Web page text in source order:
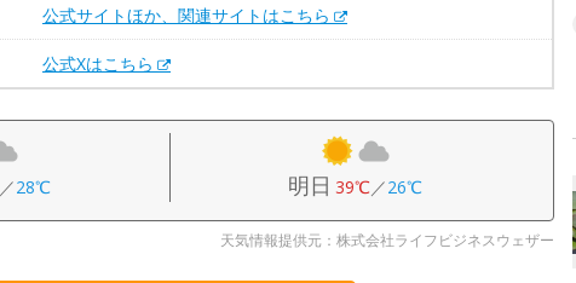
公式サイトほか、関連サイトはこちら
公式Xはこちら
／28℃ 明日 39℃／26℃
天気情報提供元：株式会社ライフビジネスウェザー